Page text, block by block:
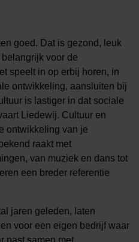
goed. Dat is gezond, leuk
voor de
speelt in op erbij horen, in
ontwikkeling, aansluiten bij
is lastiger in dat sociale
Liedewij. Cultuur en
ontwikkeling van je
raakt met
van muziek en dans tot
een breder referentie
jaren geleden, laten
voor een eigen bedrijf waar